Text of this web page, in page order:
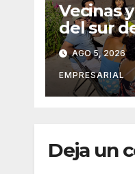
Vecinas
del sur
espacios
AGO 5, 2026
EMPRESARIAL
Deja un